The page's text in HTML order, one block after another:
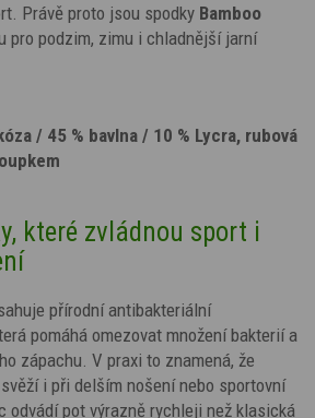
Právě proto jsou spodky Bamboo
pro podzim, zimu i chladnější jarní
/ 45 % bavlna / 10 % Lycra, rubová
které zvládnou sport i
přírodní antibakteriální
pomáhá omezovat množení bakterií a
zápachu. V praxi to znamená, že
i při delším nošení nebo sportovní
pot výrazně rychleji než klasická